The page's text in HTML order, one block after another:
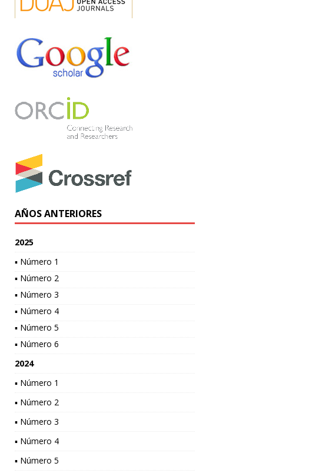
AÑOS ANTERIORES
2025
▪ Número 1
▪ Número 2
▪ Número 3
▪ Número 4
▪ Número 5
▪ Número 6
2024
▪ Número 1
▪ Número 2
▪ Número 3
▪ Número 4
▪ Número 5